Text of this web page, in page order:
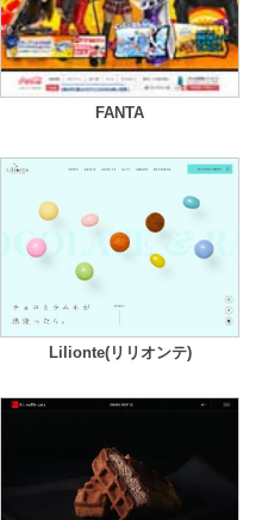
FANTA
Lilionte(リリオンテ)